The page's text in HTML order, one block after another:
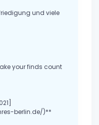
und viele
your finds count
berlin.de/)**